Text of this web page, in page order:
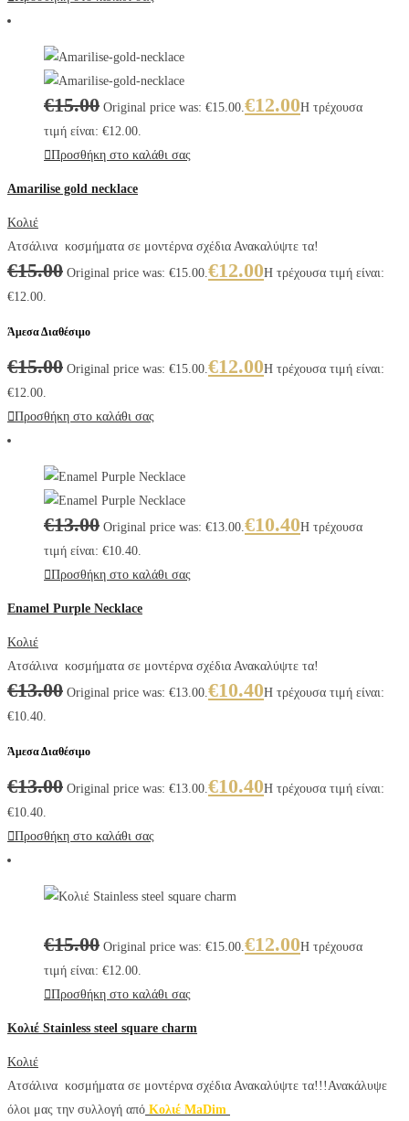
€15.00 Original price was: €15.00.€12.00Η τρέχουσα
τιμή είναι: €12.00.
Προσθήκη στο καλάθι σας
Amarilise gold necklace
Κολιέ
Ατσάλινα κοσμήματα σε μοντέρνα σχέδια Ανακαλύψτε τα!
€15.00 Original price was: €15.00.€12.00Η τρέχουσα τιμή είναι:
€12.00.
Άμεσα Διαθέσιμο
€15.00 Original price was: €15.00.€12.00Η τρέχουσα τιμή είναι:
€12.00.
Προσθήκη στο καλάθι σας
€13.00 Original price was: €13.00.€10.40Η τρέχουσα
τιμή είναι: €10.40.
Προσθήκη στο καλάθι σας
Enamel Purple Necklace
Κολιέ
Ατσάλινα κοσμήματα σε μοντέρνα σχέδια Ανακαλύψτε τα!
€13.00 Original price was: €13.00.€10.40Η τρέχουσα τιμή είναι:
€10.40.
Άμεσα Διαθέσιμο
€13.00 Original price was: €13.00.€10.40Η τρέχουσα τιμή είναι:
€10.40.
Προσθήκη στο καλάθι σας
€15.00 Original price was: €15.00.€12.00Η τρέχουσα
τιμή είναι: €12.00.
Προσθήκη στο καλάθι σας
Κολιέ Stainless steel square charm
Κολιέ
Ατσάλινα κοσμήματα σε μοντέρνα σχέδια Ανακαλύψτε τα!!!Ανακάλυψε
όλοι μας την συλλογή από Κολιέ MaDim